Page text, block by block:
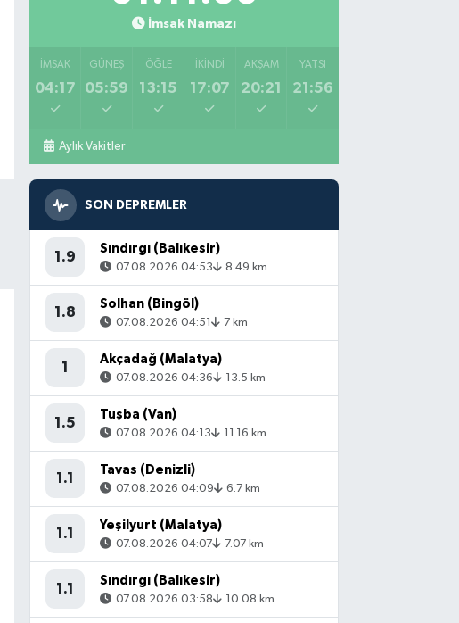
İmsak Namazı
İMSAK
04:17
GÜNEŞ
05:59
ÖĞLE
13:15
İKINDI
17:07
AKŞAM
20:21
YATSI
21:56
Aylık Vakitler
SON DEPREMLER
1.9
Sındırgı (Balıkesir)
07.08.2026 04:53 8.49 km
1.8
Solhan (Bingöl)
07.08.2026 04:51 7 km
1
Akçadağ (Malatya)
07.08.2026 04:36 13.5 km
1.5
Tuşba (Van)
07.08.2026 04:13 11.16 km
1.1
Tavas (Denizli)
07.08.2026 04:09 6.7 km
1.1
Yeşilyurt (Malatya)
07.08.2026 04:07 7.07 km
1.1
Sındırgı (Balıkesir)
07.08.2026 03:58 10.08 km